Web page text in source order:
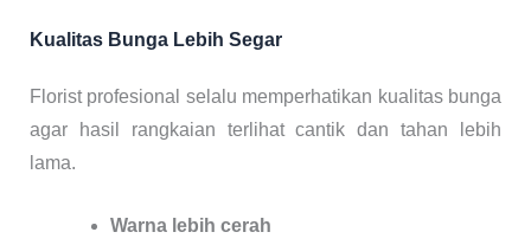
Kualitas Bunga Lebih Segar
Florist profesional selalu memperhatikan kualitas bunga
agar hasil rangkaian terlihat cantik dan tahan lebih
lama.
Warna lebih cerah